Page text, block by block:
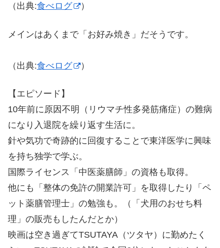
（出典:食べログ ）
メインはあくまで「お好み焼き」だそうです。
（出典:食べログ ）
【エピソード】
10年前に原因不明（リウマチ性多発筋痛症）の難病
になり入退院を繰り返す生活に。
針や気功で奇跡的に回復することで東洋医学に興味
を持ち独学で学ぶ。
国際ライセンス「中医薬膳師」の資格も取得。
他にも「整体の免許の開業許可」を取得したり「ペ
ット薬膳管理士」の勉強も。（「犬用のおせち料
理」の販売もしたんだとか）
映画は空き過ぎてTSUTAYA（ツタヤ）に勤めたく